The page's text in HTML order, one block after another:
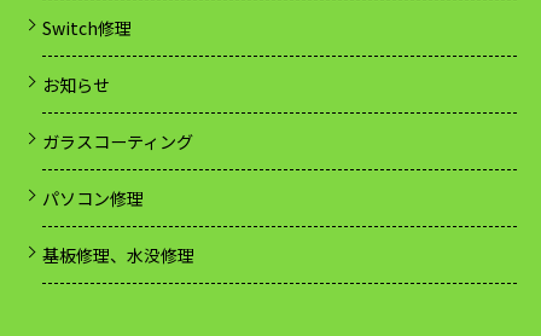
Switch修理
お知らせ
ガラスコーティング
パソコン修理
基板修理、水没修理